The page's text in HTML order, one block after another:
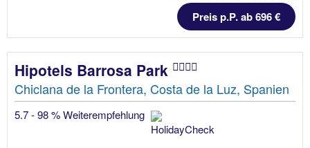
Preis p.P. ab 696 €
Hipotels Barrosa Park
Chiclana de la Frontera, Costa de la Luz, Spanien
5.7 - 98 % Weiterempfehlung